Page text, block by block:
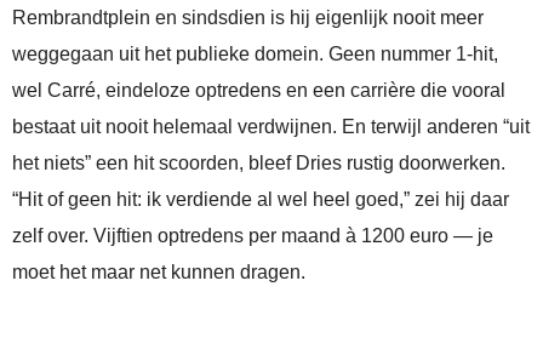
Rembrandtplein en sindsdien is hij eigenlijk nooit meer
weggegaan uit het publieke domein. Geen nummer 1-hit,
wel Carré, eindeloze optredens en een carrière die vooral
bestaat uit nooit helemaal verdwijnen. En terwijl anderen “uit
het niets” een hit scoorden, bleef Dries rustig doorwerken.
“Hit of geen hit: ik verdiende al wel heel goed,” zei hij daar
zelf over. Vijftien optredens per maand à 1200 euro — je
moet het maar net kunnen dragen.